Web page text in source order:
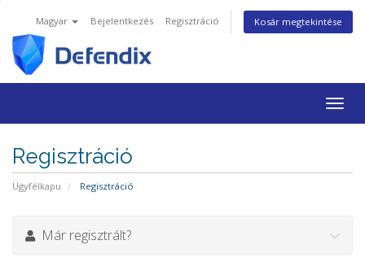
Magyar Bejelentkezés Regisztráció Kosár megtekintése
a
Regisztráció
Ügyfélkapu Regisztráció
Már regisztrált?